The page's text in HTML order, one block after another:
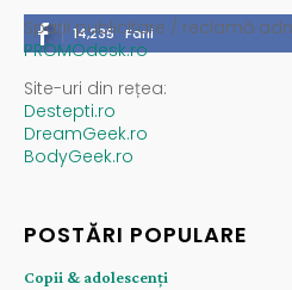
14,235 Fani
Spații publicitare / reclamă
PROMOdesk.ro
Site-uri din rețea:
Destepti.ro
DreamGeek.ro
BodyGeek.ro
POSTĂRI POPULARE
Copii & adolescenți